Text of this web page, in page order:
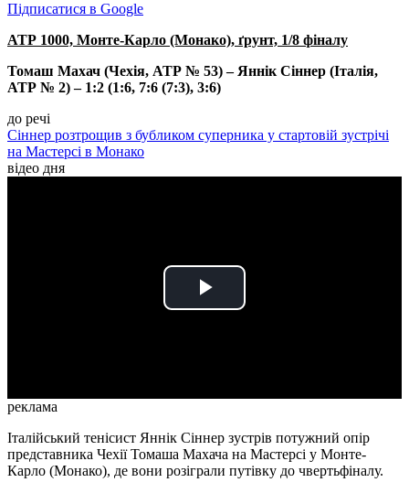
Підписатися в Google
АТР 1000, Монте-Карло (Монако), ґрунт, 1/8 фіналу
Томаш Махач (Чехія, АТР № 53) – Яннік Сіннер (Італія,
АТР № 2) – 1:2 (1:6, 7:6 (7:3), 3:6)
до речі
Сіннер розтрощив з бубликом суперника у стартовій зустрічі
на Мастерсі в Монако
відео дня
Play
реклама
Італійський тенісист Яннік Сіннер зустрів потужний опір
представника Чехії Томаша Махача на Мастерсі у Монте-
Карло (Монако), де вони розіграли путівку до чвертьфіналу.